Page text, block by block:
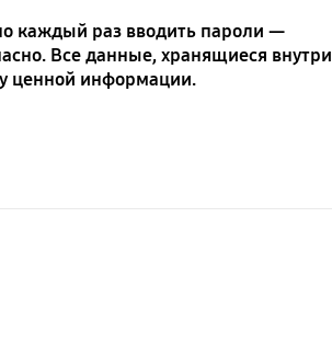
каждый раз вводить пароли —
Все данные, хранящиеся внутри
ценной информации.